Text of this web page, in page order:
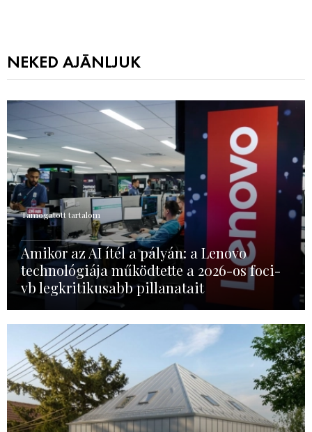
NEKED AJÁNLJUK
Támogatott tartalom
Amikor az AI ítél a pályán: a Lenovo
technológiája működtette a 2026-os foci-
vb legkritikusabb pillanatait